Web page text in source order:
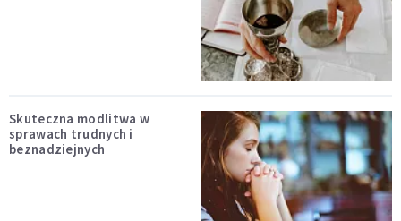
Skuteczna modlitwa w
sprawach trudnych i
beznadziejnych